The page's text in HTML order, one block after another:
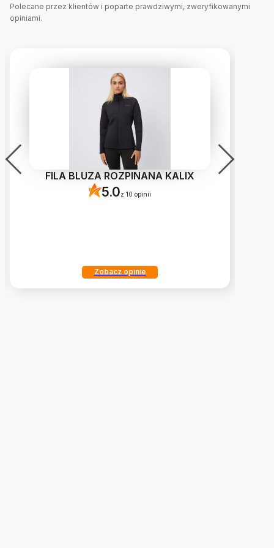
Polecane przez klientów i poparte prawdziwymi, zweryfikowanymi
opiniami.
FILA BLUZA ROZPINANA KALIX
5.0z 10 opinii
Zobacz opinie